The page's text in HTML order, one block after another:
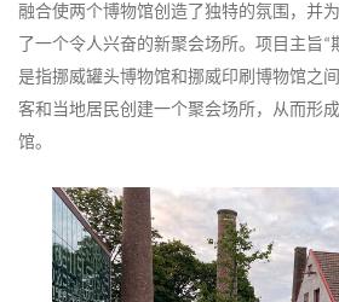
融合使两个博物馆创造了独特的氛围，并
了一个令人兴奋的新聚会场所。项目主旨“
是指挪威罐头博物馆和挪威印刷博物馆之
客和当地居民创建一个聚会场所，从而形
馆。